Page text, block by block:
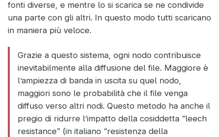
fonti diverse, e mentre lo si scarica se ne condivide
una parte con gli altri. In questo modo tutti scaricano
in maniera più veloce.
Grazie a questo sistema, ogni nodo contribuisce
inevitabilmente alla diffusione del file. Maggiore è
l’ampiezza di banda in uscita su quel nodo,
maggiori sono le probabilità che il file venga
diffuso verso altri nodi. Questo metodo ha anche il
pregio di ridurre l’impatto della cosiddetta “leech
resistance” (in italiano “resistenza della